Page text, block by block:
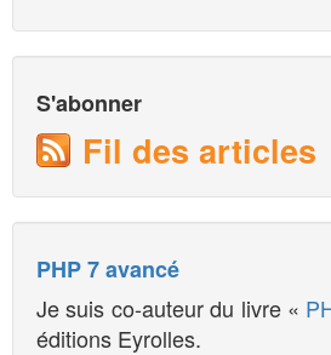
S'abonner
Fil des articles
PHP 7 avancé
Je suis co-auteur du livre «
éditions Eyrolles.